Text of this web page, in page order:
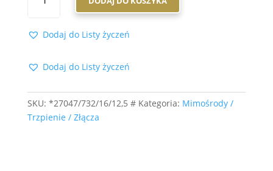
27047/732/16/12,5
Dodaj do Listy życzeń
Dodaj do Listy życzeń
SKU: *27047/732/16/12,5 # Kategoria: Mimośrody /
Trzpienie / Złącza